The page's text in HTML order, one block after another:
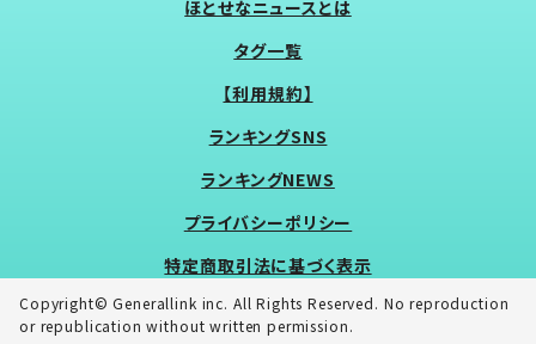
ほとせなニュースとは
タグ一覧
【利用規約】
ランキングSNS
ランキングNEWS
プライバシーポリシー
特定商取引法に基づく表示
Copyright© Generallink inc. All Rights Reserved. No reproduction
or republication without written permission.